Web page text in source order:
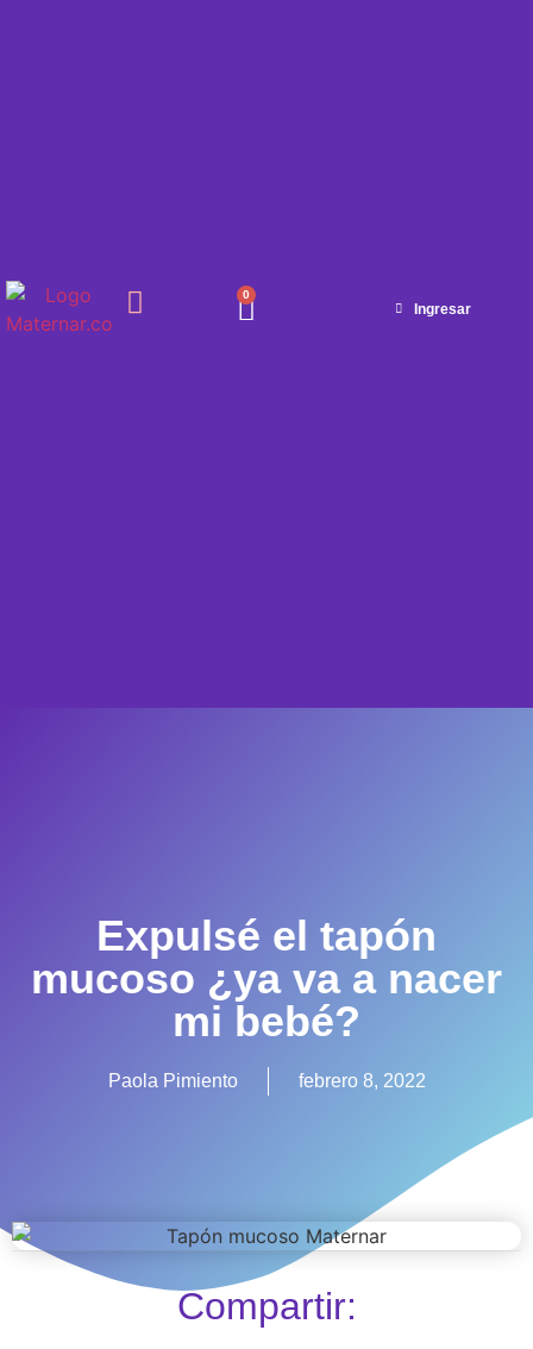
0
Ingresar
Expulsé el tapón
mucoso ¿ya va a nacer
mi bebé?
Paola Pimiento febrero 8, 2022
Compartir: